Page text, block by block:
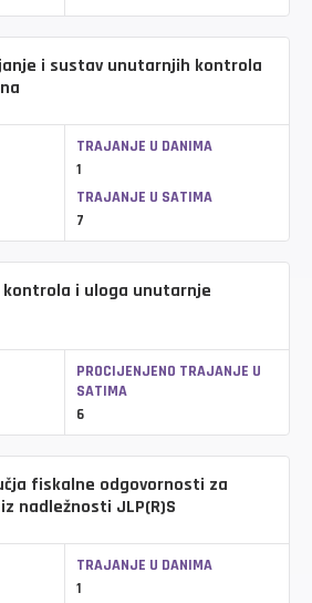
i sustav unutarnjih kontrola
TRAJANJE U DANIMA
1
TRAJANJE U SATIMA
7
i uloga unutarnje
PROCIJENJENO TRAJANJE U
SATIMA
6
fiskalne odgovornosti za
nadležnosti JLP(R)S
TRAJANJE U DANIMA
1